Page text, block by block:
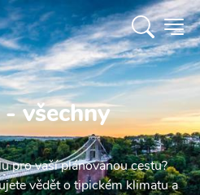
všechny
pro vaší plánovanou cestu?
vědět o tipickém klimatu a